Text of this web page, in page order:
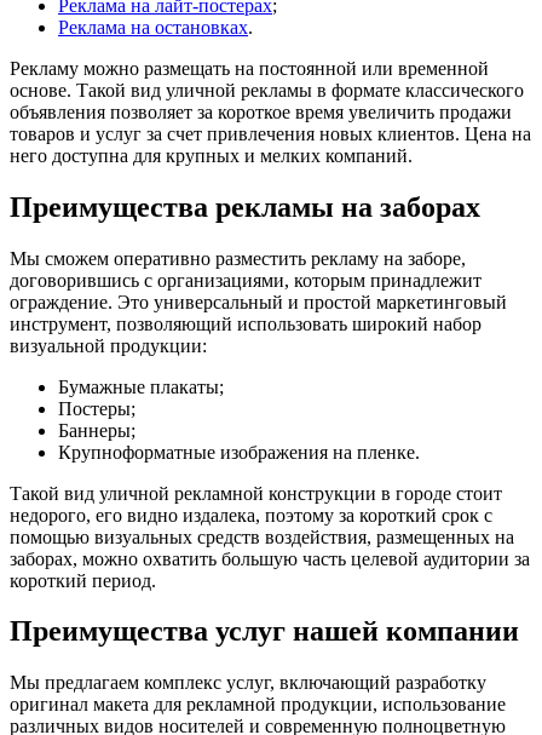
Реклама на лайт-постерах;
Реклама на остановках.
Рекламу можно размещать на постоянной или временной
основе. Такой вид уличной рекламы в формате классического
объявления позволяет за короткое время увеличить продажи
товаров и услуг за счет привлечения новых клиентов. Цена на
него доступна для крупных и мелких компаний.
Преимущества рекламы на заборах
Мы сможем оперативно разместить рекламу на заборе,
договорившись с организациями, которым принадлежит
ограждение. Это универсальный и простой маркетинговый
инструмент, позволяющий использовать широкий набор
визуальной продукции:
Бумажные плакаты;
Постеры;
Баннеры;
Крупноформатные изображения на пленке.
Такой вид уличной рекламной конструкции в городе стоит
недорого, его видно издалека, поэтому за короткий срок с
помощью визуальных средств воздействия, размещенных на
заборах, можно охватить большую часть целевой аудитории за
короткий период.
Преимущества услуг нашей компании
Мы предлагаем комплекс услуг, включающий разработку
оригинал макета для рекламной продукции, использование
различных видов носителей и современную полноцветную